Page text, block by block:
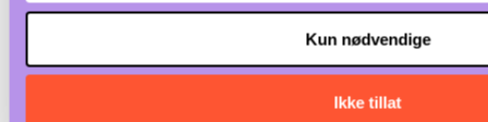
Kun nødvendige
Ikke tillat